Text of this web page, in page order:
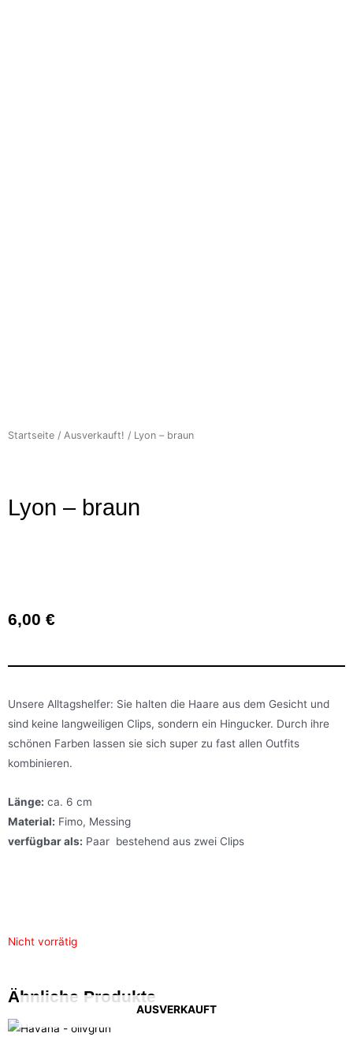
Startseite / Ausverkauft! / Lyon – braun
Lyon – braun
6,00 €
Unsere Alltagshelfer: Sie halten die Haare aus dem Gesicht und
sind keine langweiligen Clips, sondern ein Hingucker. Durch ihre
schönen Farben lassen sie sich super zu fast allen Outfits
kombinieren.
Länge: ca. 6 cm
Material: Fimo, Messing
verfügbar als: Paar bestehend aus zwei Clips
Nicht vorrätig
Ähnliche Produkte
AUSVERKAUFT